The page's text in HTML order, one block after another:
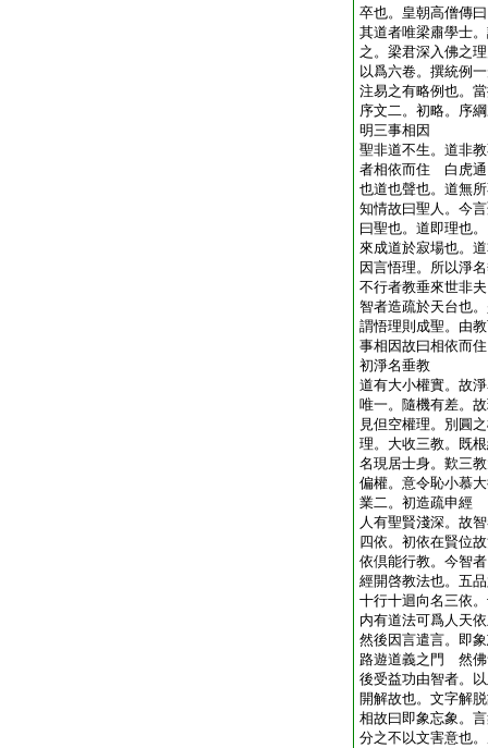
卒也。皇朝高僧傳
其道者唯梁肅學士
之。梁君深入佛之
以爲六卷。撰統例
注易之有略例也。
序文二。初略。序
明三事相因
聖非道不生。道非
者相依而住 白虎通
也道也聲也。道無
知情故曰聖人。今
曰聖也。道即理也
來成道於寂場也。
因言悟理。所以淨
不行者教垂來世非
智者造疏於天台也
謂悟理則成聖。由
事相因故曰相依而
初淨名垂教
道有大小權實。故
唯一。隨機有差。
見但空權理。別圓
理。大收三教。既
名現居士身。歎三
偏權。意令恥小慕
業二。初造疏申經
人有聖賢淺深。故
四依。初依在賢位
依倶能行教。今智
經開啓教法也。五
十行十迴向名三依
内有道法可爲人天
然後因言遣言。即
路遊道義之門 然佛
後受益功由智者。
開解故也。文字解
相故曰即象忘象。
分之不以文害意也